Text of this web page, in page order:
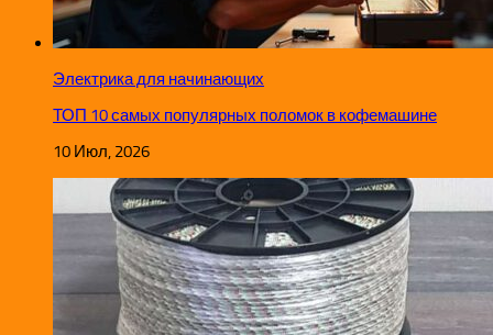
Электрика для начинающих
ТОП 10 самых популярных поломок в кофемашине
10 Июл, 2026